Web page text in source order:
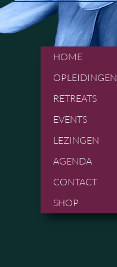
HOME
OPLEIDINGEN
RETREATS
EVENTS
LEZINGEN
AGENDA
CONTACT
SHOP